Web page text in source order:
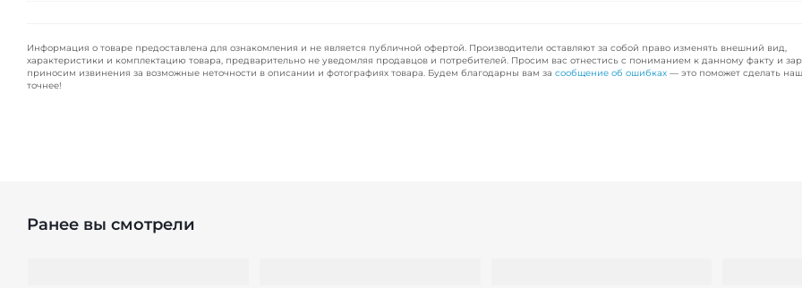
Информация о товаре предоставлена для ознакомления и не является публичной офертой. Производители оставляют за собой право изменять внешний вид,
характеристики и комплектацию товара, предварительно не уведомляя продавцов и потребителей. Просим вас отнестись с пониманием к данному факту и
приносим извинения за возможные неточности в описании и фотографиях товара. Будем благодарны вам за сообщение об ошибках — это поможет сделать
точнее!
Ранее вы смотрели